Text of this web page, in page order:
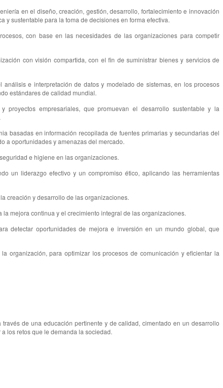
en el diseño, creación, gestión, desarrollo, fortalecimiento e innovación
y sustentable para la toma de decisiones en forma efectiva.
con base en las necesidades de las organizaciones para competir
con visión compartida, con el fin de suministrar bienes y servicios de
e interpretación de datos y modelado de sistemas, en los procesos
estándares de calidad mundial.
proyectos empresariales, que promuevan el desarrollo sustentable y la
basadas en información recopilada de fuentes primarias y secundarias del
a oportunidades y amenazas del mercado.
e higiene en las organizaciones.
un liderazgo efectivo y un compromiso ético, aplicando las herramientas
creación y desarrollo de las organizaciones.
mejora continua y el crecimiento integral de las organizaciones.
detectar oportunidades de mejora e inversión en un mundo global, que
organización, para optimizar los procesos de comunicación y eficientar la
de una educación pertinente y de calidad, cimentado en un desarrollo
los retos que le demanda la sociedad.